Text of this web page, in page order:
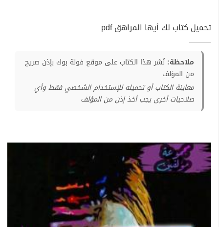
تحميل كتاب لك أيها المراهق pdf
ملاحظة: نُشر هذا الكتاب على موقع فولة بوك بإذن صريح
من المؤلف
معاينة الكتاب أو تحميله للإستخدام الشخصي فقط وأي
صلاحيات أخرى يجب أخذ إذن من المؤلف